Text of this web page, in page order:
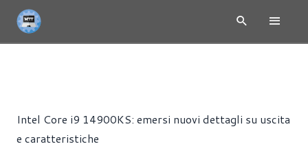
Intel Core i9 14900KS: emersi nuovi dettagli su uscita
e caratteristiche